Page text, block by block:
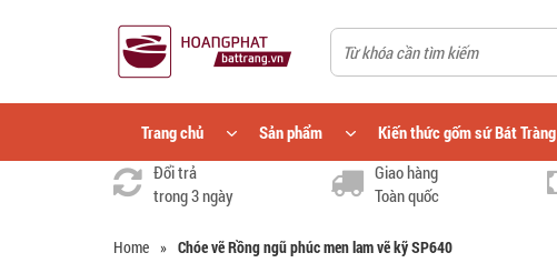
Trang chủ Sản phẩm Kiến thức gốm sứ Bát Tràng
Đổi trả
trong 3 ngày
Giao hàng
Toàn quốc
Home » Chóe vẽ Rồng ngũ phúc men lam vẽ kỹ SP640